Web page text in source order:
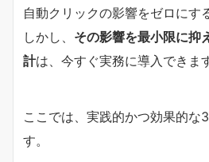
自動クリックの影響をゼロにす
しかし、 その影響を最小限に抑
計は、今すぐ実務に導入できま
ここでは、実践的かつ効果的な
す。